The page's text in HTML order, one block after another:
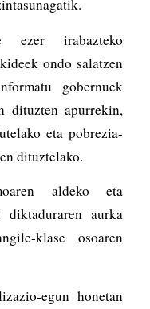
irabazteko
ondo salatzen
gobernuek
dituzten apurrekin,
eta pobrezia-
dituztelako.
aldeko eta
diktaduraren aurka
klase osoaren
egun honetan